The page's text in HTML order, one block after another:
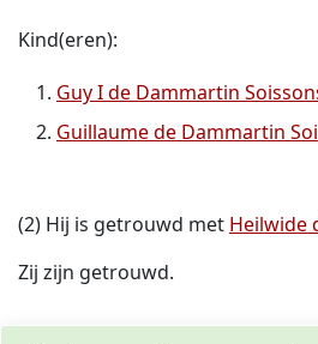
Kind(eren):
Guy I de Dammartin
Guillaume de Dammartin
(2) Hij is getrouwd met Heilwide
Zij zijn getrouwd.